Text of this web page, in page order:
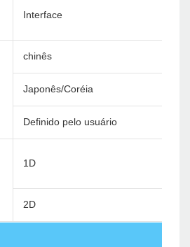
Interface
chinês
Japonês/Coréia
Definido pelo usuário
1D
2D